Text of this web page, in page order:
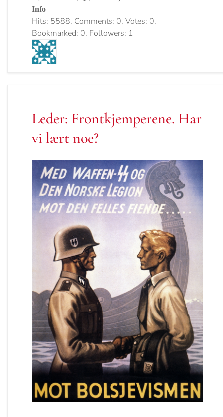
Info
Hits: 5588, Comments: 0, Votes: 0,
Bookmarked: 0, Followers: 1
Leder: Frontkjemperene. Har
vi lært noe?